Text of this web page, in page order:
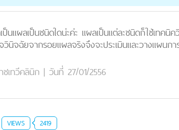
ป็นแผลเป็นชนิดใดน่ะค่ะ แผลเป็นแต่ละชนิดก็ใช้เท
นิจฉัยจากรอยแผลจริงจึงจะประเมินและวางแผนก
ชเทวีคลินิก | วันที่ 27/01/2556
VIEWS 2419